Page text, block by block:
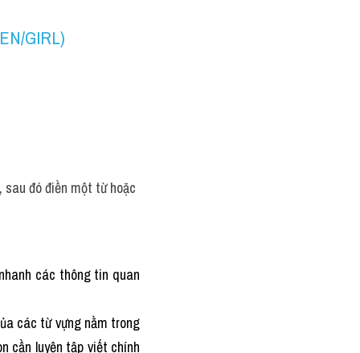
GIRL)
sau đó điền một từ hoặc
các thông tin quan
các từ vựng nằm trong
cần luyện tập viết chính